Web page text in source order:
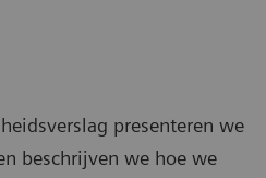
presenteren we
beschrijven we hoe we